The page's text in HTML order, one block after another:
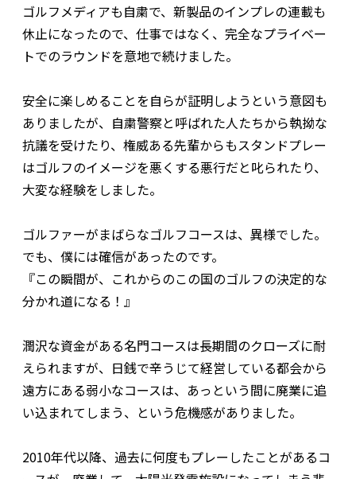
ゴルフメディアも自粛で、新製品のインプレの連載も
休止になったので、仕事ではなく、完全なプライベー
トでのラウンドを意地で続けました。
安全に楽しめることを自らが証明しようという意図も
ありましたが、自粛警察と呼ばれた人たちから執拗な
抗議を受けたり、権威ある先輩からもスタンドプレー
はゴルフのイメージを悪くする悪行だと叱られたり、
大変な経験をしました。
ゴルファーがまばらなゴルフコースは、異様でした。
でも、僕には確信があったのです。
『この瞬間が、これからのこの国のゴルフの決定的な
分かれ道になる！』
潤沢な資金がある名門コースは長期間のクローズに耐
えられますが、日銭で辛うじて経営している都会から
遠方にある弱小なコースは、あっという間に廃業に追
い込まれてしまう、という危機感がありました。
2010年代以降、過去に何度もプレーしたことがあるコ